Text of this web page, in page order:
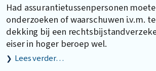
Had assurantietussenpersonen
onderzoeken of waarschuwen i.v.m.
dekking bij een
eiser in hoger beroep wel.
Lees verder…